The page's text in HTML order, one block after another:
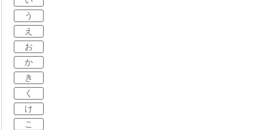
う
え
お
か
き
く
け
こ